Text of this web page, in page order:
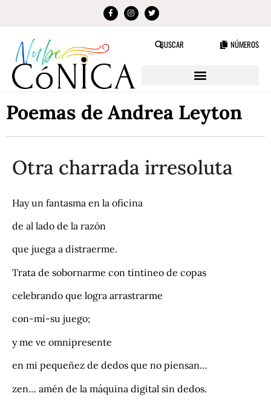
BUSCAR NÚMEROS
Poemas de Andrea Leyton
Otra charrada irresoluta
Hay un fantasma en la oficina
de al lado de la razón
que juega a distraerme.
Trata de sobornarme con tintineo de copas
celebrando que logra arrastrarme
con-mí-su juego;
y me ve omnipresente
en mi pequeñez de dedos que no piensan…
zen… amén de la máquina digital sin dedos.